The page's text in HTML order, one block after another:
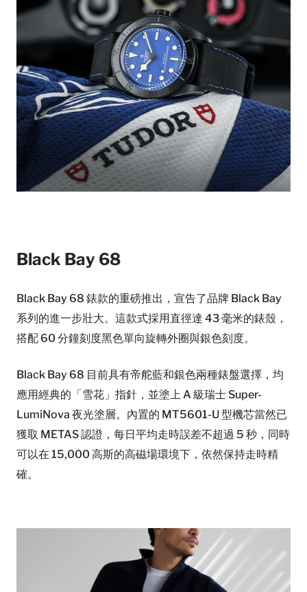
Black Bay 68
Black Bay 68 錶款的重磅推出，宣告了品牌 Black Bay
系列的進一步壯大。這款式採用直徑達 43 毫米的錶殼，
搭配 60 分鐘刻度黑色單向旋轉外圈與銀色刻度。
Black Bay 68 目前具有帝舵藍和銀色兩種錶盤選擇，均
應用經典的「雪花」指針，並塗上 A 級瑞士 Super-
LumiNova 夜光塗層。內置的 MT5601-U 型機芯當然已
獲取 METAS 認證，每日平均走時誤差不超過 5 秒，同時
可以在 15,000 高斯的高磁場環境下，依然保持走時精
確。